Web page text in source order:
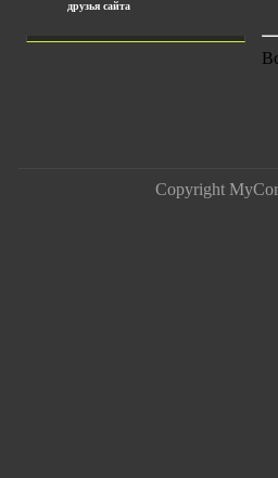
друзья сайта
Copyright